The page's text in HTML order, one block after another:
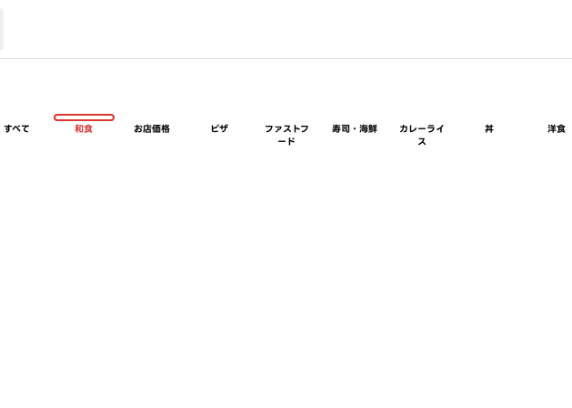
すべて 和食 お店価格 ピザ
ファストフ
ード
寿司・海鮮
カレーライ
ス
丼 洋食